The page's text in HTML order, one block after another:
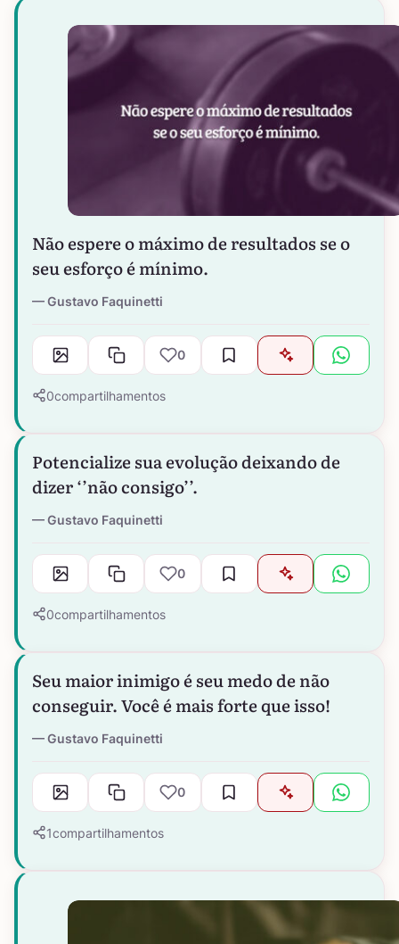
Não espere o máximo de resultados se o
seu esforço é mínimo.
Gustavo Faquinetti
0
0compartilhamentos
Potencialize sua evolução deixando de
dizer ‘’não consigo’’.
Gustavo Faquinetti
0
0compartilhamentos
Seu maior inimigo é seu medo de não
conseguir. Você é mais forte que isso!
Gustavo Faquinetti
0
1compartilhamentos